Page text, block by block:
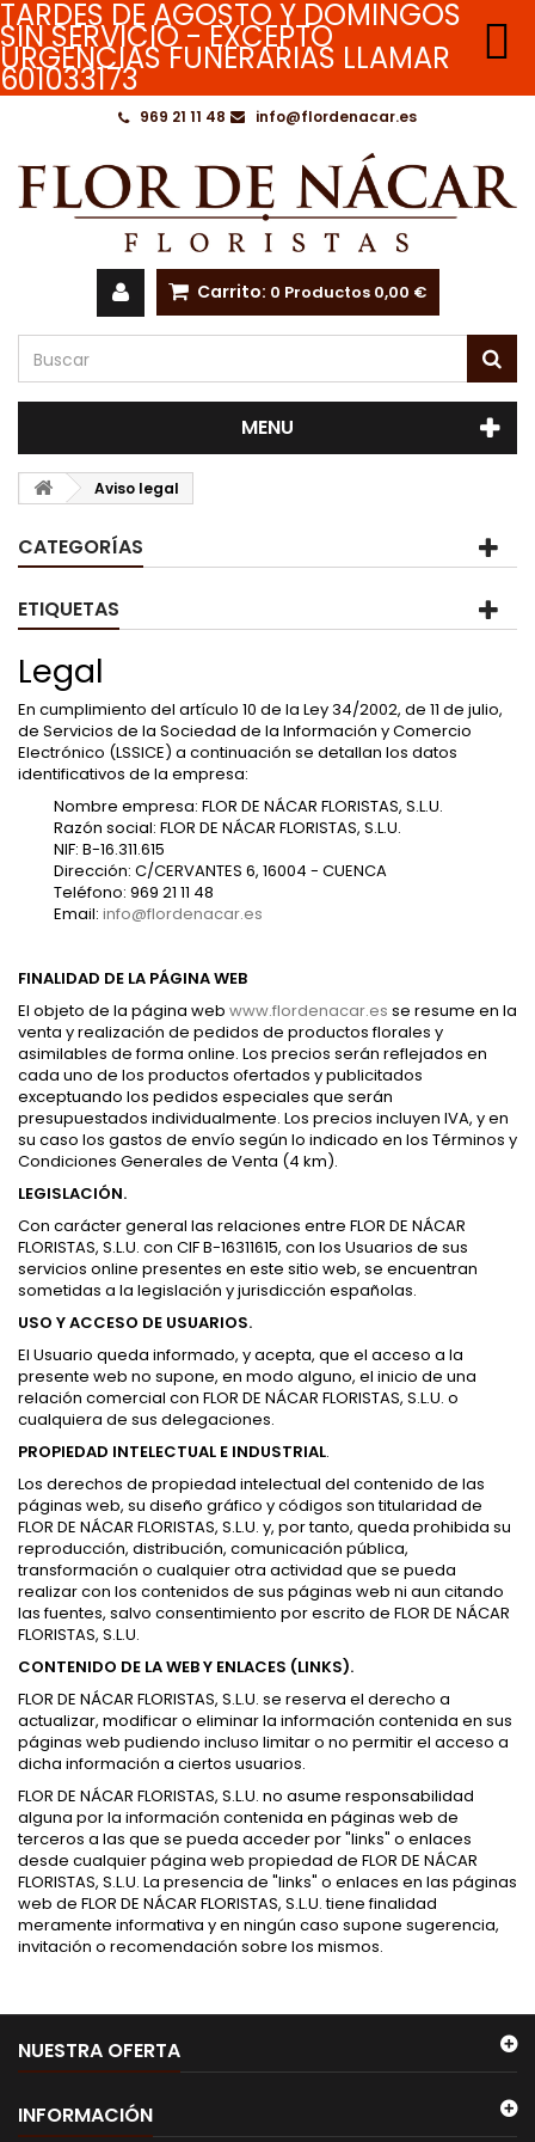
TARDES DE AGOSTO Y DOMINGOS
SIN SERVICIO - EXCEPTO
URGENCIAS FUNERARIAS LLAMAR
601033173

969 21 11 48 info@flordenacar.es
Carrito: 0 Productos 0,00 €
MENU
Aviso legal
CATEGORÍAS
ETIQUETAS
Legal
En cumplimiento del artículo 10 de la Ley 34/2002, de 11 de julio,
de Servicios de la Sociedad de la Información y Comercio
Electrónico (LSSICE) a continuación se detallan los datos
identificativos de la empresa:
Nombre empresa: FLOR DE NÁCAR FLORISTAS, S.L.U.
Razón social: FLOR DE NÁCAR FLORISTAS, S.L.U.
NIF: B-16.311.615
Dirección: C/CERVANTES 6, 16004 - CUENCA
Teléfono: 969 21 11 48
Email: info@flordenacar.es
FINALIDAD DE LA PÁGINA WEB
El objeto de la página web www.flordenacar.es se resume en la
venta y realización de pedidos de productos florales y
asimilables de forma online. Los precios serán reflejados en
cada uno de los productos ofertados y publicitados
exceptuando los pedidos especiales que serán
presupuestados individualmente. Los precios incluyen IVA, y en
su caso los gastos de envío según lo indicado en los Términos y
Condiciones Generales de Venta (4 km).
LEGISLACIÓN.
Con carácter general las relaciones entre FLOR DE NÁCAR
FLORISTAS, S.L.U. con CIF B-16311615, con los Usuarios de sus
servicios online presentes en este sitio web, se encuentran
sometidas a la legislación y jurisdicción españolas.
USO Y ACCESO DE USUARIOS.
El Usuario queda informado, y acepta, que el acceso a la
presente web no supone, en modo alguno, el inicio de una
relación comercial con FLOR DE NÁCAR FLORISTAS, S.L.U. o
cualquiera de sus delegaciones.
PROPIEDAD INTELECTUAL E INDUSTRIAL.
Los derechos de propiedad intelectual del contenido de las
páginas web, su diseño gráfico y códigos son titularidad de
FLOR DE NÁCAR FLORISTAS, S.L.U. y, por tanto, queda prohibida su
reproducción, distribución, comunicación pública,
transformación o cualquier otra actividad que se pueda
realizar con los contenidos de sus páginas web ni aun citando
las fuentes, salvo consentimiento por escrito de FLOR DE NÁCAR
FLORISTAS, S.L.U.
CONTENIDO DE LA WEB Y ENLACES (LINKS).
FLOR DE NÁCAR FLORISTAS, S.L.U. se reserva el derecho a
actualizar, modificar o eliminar la información contenida en sus
páginas web pudiendo incluso limitar o no permitir el acceso a
dicha información a ciertos usuarios.
FLOR DE NÁCAR FLORISTAS, S.L.U. no asume responsabilidad
alguna por la información contenida en páginas web de
terceros a las que se pueda acceder por "links" o enlaces
desde cualquier página web propiedad de FLOR DE NÁCAR
FLORISTAS, S.L.U. La presencia de "links" o enlaces en las páginas
web de FLOR DE NÁCAR FLORISTAS, S.L.U. tiene finalidad
meramente informativa y en ningún caso supone sugerencia,
invitación o recomendación sobre los mismos.
NUESTRA OFERTA
INFORMACIÓN